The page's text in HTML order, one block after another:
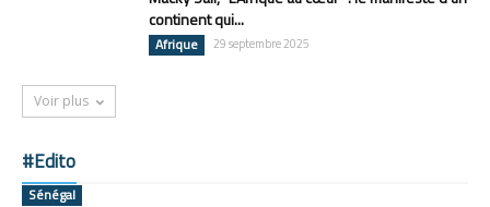
continent qui...
Afrique 29 septembre 2025
Voir plus
#Edito
Sénégal